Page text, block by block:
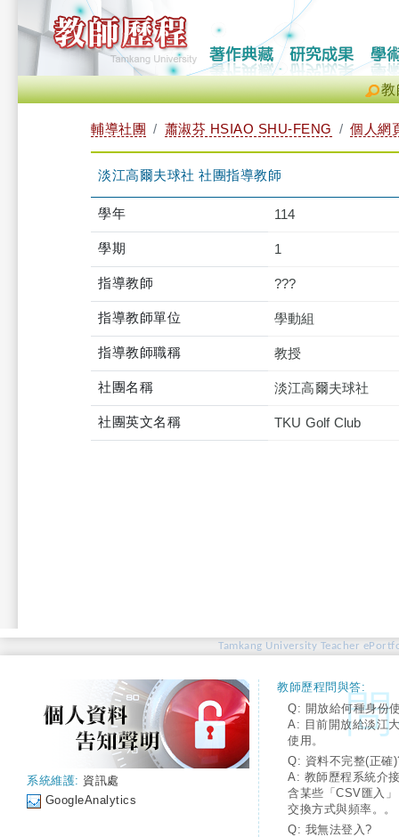
教
輔導社團 蕭淑芬 HSIAO SHU-FENG 個人網
淡江高爾夫球社 社團指導教師
學年 114
學期 1
指導教師 ???
指導教師單位 學動組
指導教師職稱 教授
社團名稱 淡江高爾夫球社
社團英文名稱 TKU Golf Club
Tamkang University Teacher
系統維護: 資訊處
GoogleAnalytics
教師歷程問與答:
Q: 開放給何種身份
A: 目前開放給淡江
使用。
Q: 資料不完整(正確
A: 教師歷程系統介
含某些「CSV匯入
交換方式與頻率。。
Q: 我無法登入?